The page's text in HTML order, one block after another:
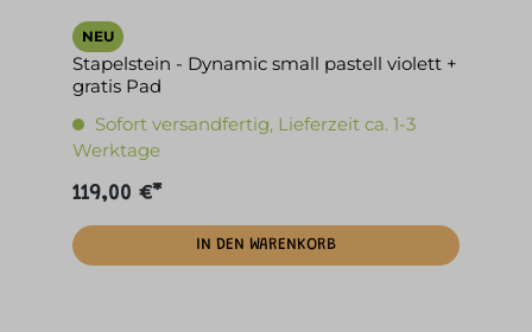
NEU
Stapelstein - Dynamic small pastell violett +
gratis Pad
Sofort versandfertig, Lieferzeit ca. 1-3
Werktage
119,00 €*
IN DEN WARENKORB